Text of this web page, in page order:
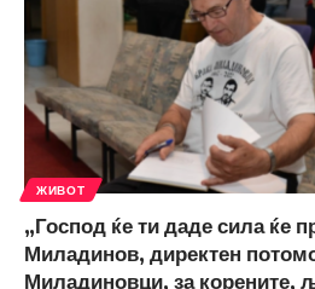
ЖИВОТ
„Господ ќе ти даде сила ќе
Миладинов, директен
Миладиновци, за корените,